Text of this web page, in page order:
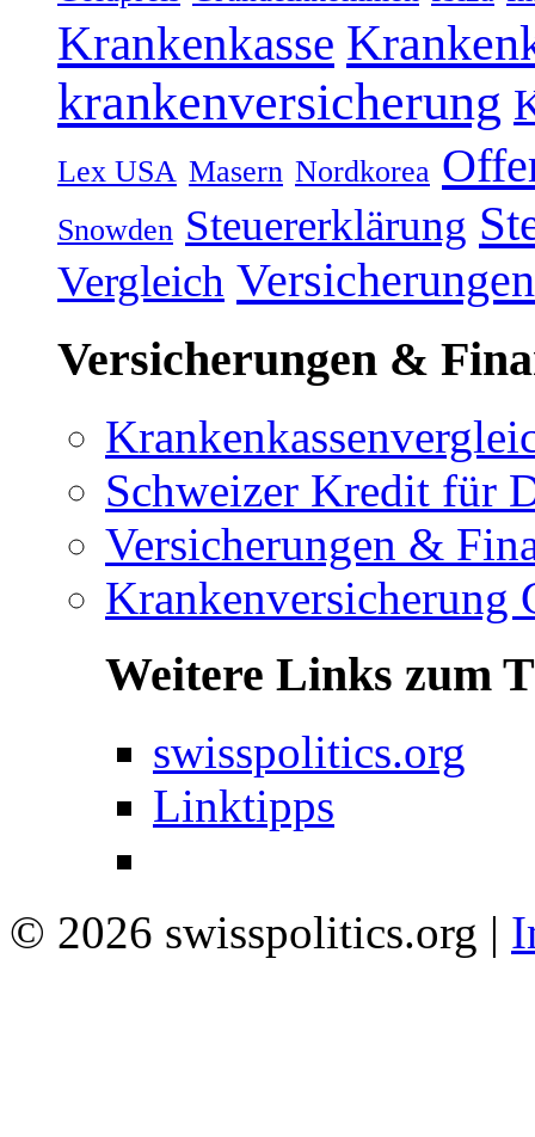
Krankenkasse
krankenversicherung
Lex USA Masern Nordkorea
Snowden Steuererklärung
Vergleich Versicherungen
Versicherungen &
Schweizer Kredit für
Versicherungen &
Krankenversicherung
Weitere Links zum
swisspolitics.org
Linktipps
© 2026 swisspolitics.org |